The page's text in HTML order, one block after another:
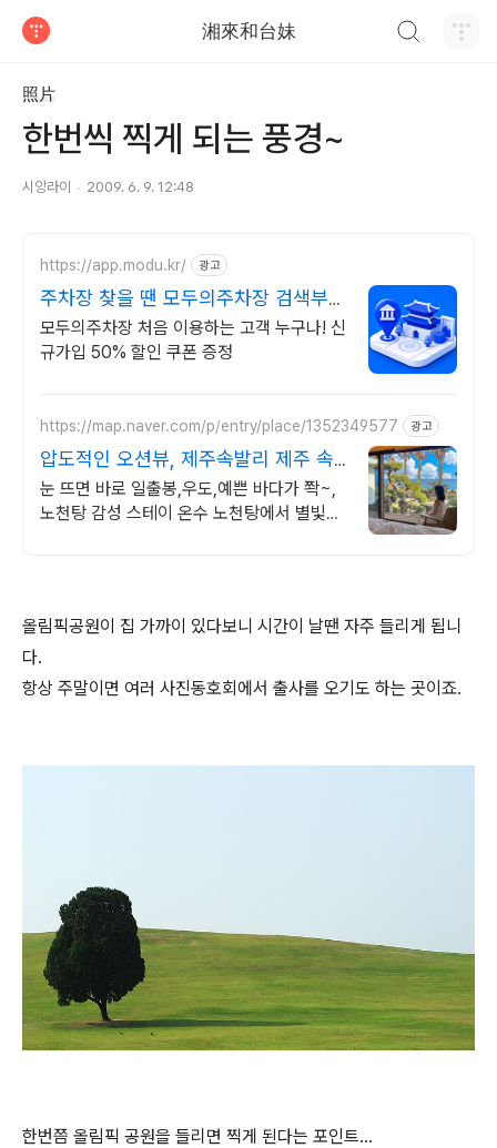
湘來和台妹
照片
한번씩 찍게 되는 풍경~
시앙라이 2009. 6. 9. 12:48
https://app.modu.kr/ 광고
주차장 찾을 땐 모두의주차장 검색부터
결제까지 한번에!
모두의주차장 처음 이용하는 고객 누구나! 신
규가입 50% 할인 쿠폰 증정
https://map.naver.com/p/entry/place/1352349577 광고
압도적인 오션뷰, 제주속발리 제주 속
발리, 오션뷰끝판왕
눈 뜨면 바로 일출봉,우도,예쁜 바다가 쫙~,
노천탕 감성 스테이 온수 노천탕에서 별빛과
올림픽공원이 집 가까이 있다보니 시간이 날땐 자주 들리게 됩니
다.
항상 주말이면 여러 사진동호회에서 출사를 오기도 하는 곳이죠.
한번쯤 올림픽 공원을 들리면 찍게 된다는 포인트...